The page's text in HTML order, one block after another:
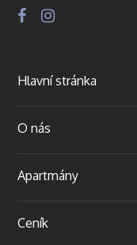
Hlavní stránka
O nás
Apartmány
Ceník